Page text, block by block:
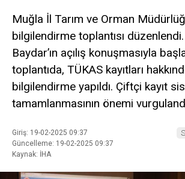
Muğla İl Tarım ve Orman
bilgilendirme toplantısı
Baydar’ın açılış konuşmasıyla
toplantıda, TÜKAS kayıtları
bilgilendirme yapıldı. Çiftçi kayıt
tamamlanmasının önemi
Giriş: 19-02-2025 09:37
Güncelleme: 19-02-2025 09:37
Kaynak: İHA